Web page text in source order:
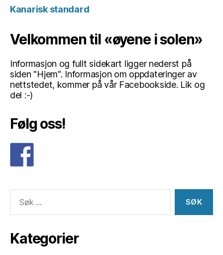
Kanarisk standard
Velkommen til «øyene i solen»
Informasjon og fullt sidekart ligger nederst på
siden "Hjem". Informasjon om oppdateringer av
nettstedet, kommer på vår Facebookside. Lik og
del :-)
Følg oss!
etter:
Kategorier